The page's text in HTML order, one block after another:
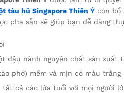
tàu hũ Singapore Thiên Ý còn bổ
pha sẵn sẽ giúp bạn dễ dàng
đậu nành nguyên chất sản xuất
phớ) mềm và mịn có màu
tất cả các lứa tuổi với mọi người